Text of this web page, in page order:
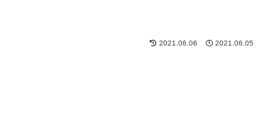
2021.06.06 2021.06.05